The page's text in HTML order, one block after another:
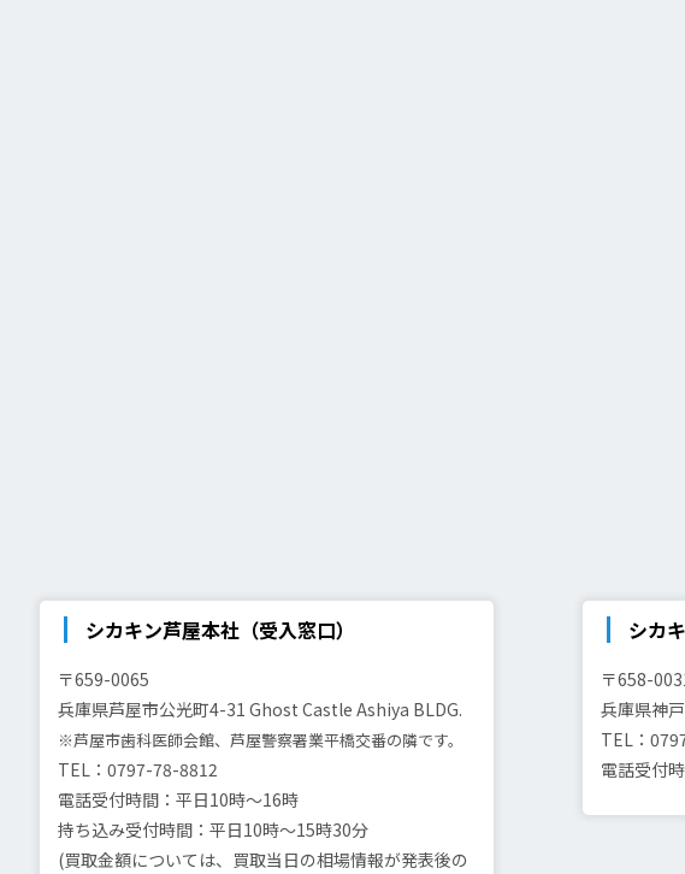
シカキン芦屋本社（受入窓口）
〒659-0065
兵庫県芦屋市公光町4-31Ghost Castle Ashiya BLDG.
※芦屋市歯科医師会館、芦屋警察署業平橋交番の隣です。
TEL：0797-78-8812
電話受付時間：平日10時～16時
持ち込み受付時間：平日10時～15時30分
(買取金額については、買取当日の相場情報が発表後の
シカ
〒658-
兵庫県神
TEL：
電話受付